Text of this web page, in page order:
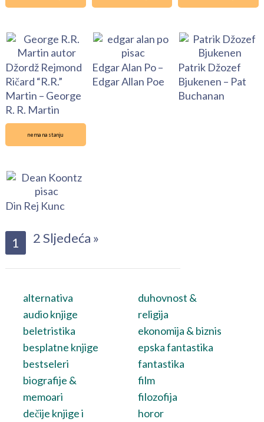
Džordž Rejmond
Ričard “R.R.”
Martin – George
R. R. Martin
Edgar Alan Po –
Edgar Allan Poe
Patrik Džozef
Bjukenen – Pat
Buchanan
nema na stanju
Din Rej Kunc
1 2Sljedeća »
alternativa
audio knjige
beletristika
besplatne knjige
bestseleri
biografije &
memoari
dečije knjige i
duhovnost &
religija
ekonomija & biznis
epska fantastika
fantastika
film
filozofija
horor